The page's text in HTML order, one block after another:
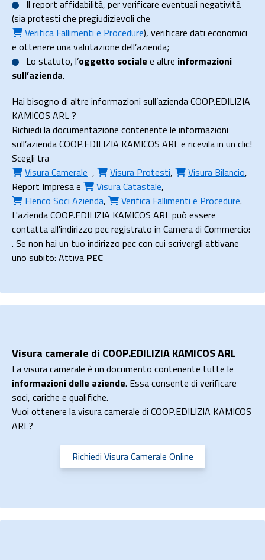
Il report affidabilità, per verificare eventuali negatività
(sia protesti che pregiudizievoli che
Verifica Fallimenti e Procedure), verificare dati economici
e ottenere una valutazione dell’azienda;
Lo statuto, l’oggetto sociale e altre informazioni
sull’azienda.
Hai bisogno di altre informazioni sull’azienda COOP.EDILIZIA
KAMICOS ARL ?
Richiedi la documentazione contenente le informazioni
sull’azienda COOP.EDILIZIA KAMICOS ARL e ricevila in un clic!
Scegli tra
Visura Camerale , Visura Protesti, Visura Bilancio,
Report Impresae Visura Catastale,
Elenco Soci Azienda, Verifica Fallimenti e Procedure.
L'azienda COOP.EDILIZIA KAMICOS ARL può essere
contatta all'indirizzo pec registrato in Camera di Commercio:
. Se non hai un tuo indirizzo pec con cui scrivergli attivane
uno subito: Attiva PEC
Visura camerale di COOP.EDILIZIA KAMICOS ARL
La visura camerale è un documento contenente tutte le
informazioni delle aziende. Essa consente di verificare
soci, cariche e qualifiche.
Vuoi ottenere la visura camerale di COOP.EDILIZIA KAMICOS
ARL?
Richiedi Visura Camerale Online